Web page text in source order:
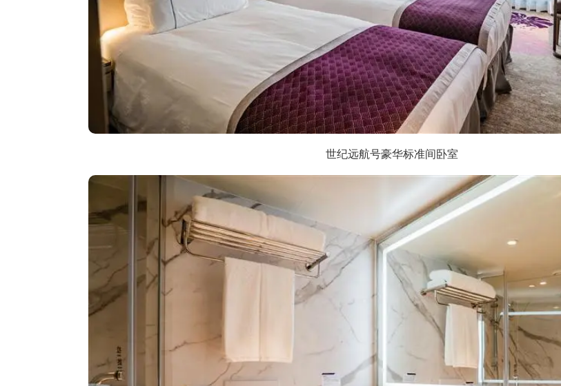
世纪远航号豪华标准间卧室